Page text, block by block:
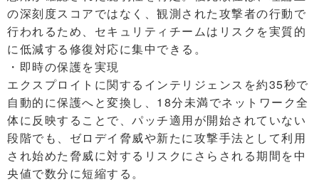
の深刻度スコアではなく、観測された攻撃者の行動で
行われるため、セキュリティチームはリスクを実質的
に低減する修復対応に集中できる。
・即時の保護を実現
エクスプロイトに関するインテリジェンスを約35秒で
自動的に保護へと変換し、18分未満でネットワーク全
体に反映することで、パッチ適用が開始されていない
段階でも、ゼロデイ脅威や新たに攻撃手法として利用
され始めた脅威に対するリスクにさらされる期間を中
央値で数分に短縮する。